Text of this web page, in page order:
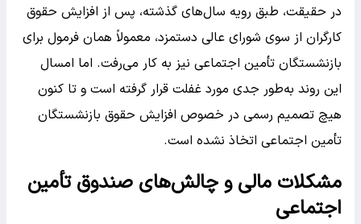
در حقیقت، طبق رویه سال‌های گذشته، پس از افزایش حقوق
کارگران از سوی شورای عالی دستمزد، معمولاً همان فرمول برای
بازنشستگان تأمین اجتماعی نیز به کار می‌رفت. اما امسال
این روند به‌طور جدی مورد غفلت قرار گرفته است و تا کنون
هیچ تصمیم رسمی در خصوص افزایش حقوق بازنشستگان
تأمین اجتماعی اتخاذ نشده است.
مشکلات مالی و چالش‌های صندوق تأمین
اجتماعی